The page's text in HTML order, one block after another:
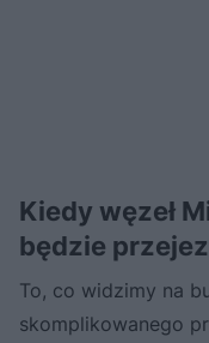
Kiedy węzeł
będzie
To, co widzimy na
skomplikowanego